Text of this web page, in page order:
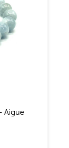
Aigue